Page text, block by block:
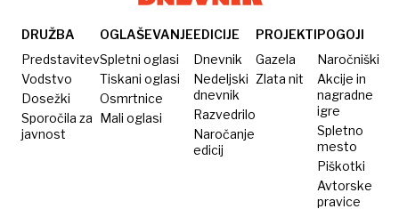
DRUŽBA
Predstavitev
Vodstvo
Dosežki
Sporočila za
javnost
OGLAŠEVANJE
Spletni oglasi
Tiskani oglasi
Osmrtnice
Mali oglasi
EDICIJE
Dnevnik
Nedeljski
dnevnik
Razvedrilo
Naročanje
edicij
PROJEKTI
Gazela
Zlata nit
POGOJI
Naročniški
Akcije in
nagradne
igre
Spletno
mesto
Piškotki
Avtorske
pravice